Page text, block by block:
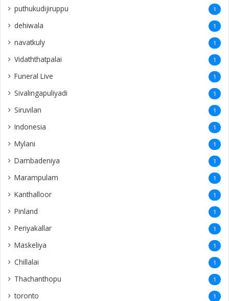
puthukudijiruppu 1
dehiwala 1
navatkuly 1
Vidaththatpalai 1
Funeral Live 1
Sivalingapuliyadi 1
Siruvilan 1
Indonesia 1
Mylani 1
Dambadeniya 1
Marampulam 1
Kanthalloor 1
Pinland 1
Periyakallar 1
Maskeliya 1
Chillalai 1
Thachanthopu 1
toronto 1